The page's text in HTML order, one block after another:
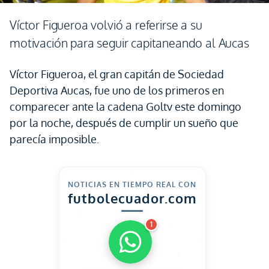
Víctor Figueroa volvió a referirse a su
motivación para seguir capitaneando al Aucas
Víctor Figueroa, el gran capitán de Sociedad
Deportiva Aucas, fue uno de los primeros en
comparecer ante la cadena Goltv este domingo
por la noche, después de cumplir un sueño que
parecía imposible.
NOTICIAS EN TIEMPO REAL CON
futbolecuador.com
1